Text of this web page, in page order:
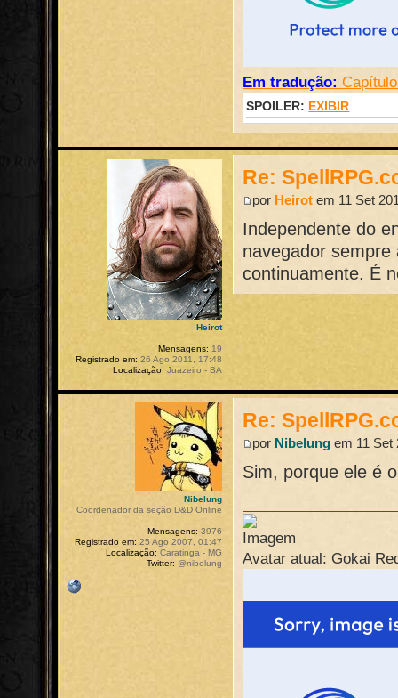
Em tradução:
SPOILER: EXIBIR
Re:
por Heirot em 11 Set
Independente do
navegador
continuamente. É
Heirot
Mensagens: 19
Registrado em: 26 Ago 2011, 17:48
Localização: Juazeiro - BA
Re:
por Nibelung em 11 Set
Sim, porque ele é
Avatar atual: Gokai
Nibelung
Coordenador da seção D&D Online
Mensagens: 3976
Registrado em: 25 Ago 2007, 01:47
Localização: Caratinga - MG
Twitter: @nibelung